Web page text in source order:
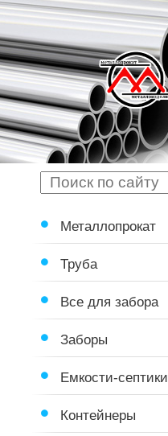
Металлопрокат
Труба
Все для забора
Заборы
Емкости-септики
Контейнеры